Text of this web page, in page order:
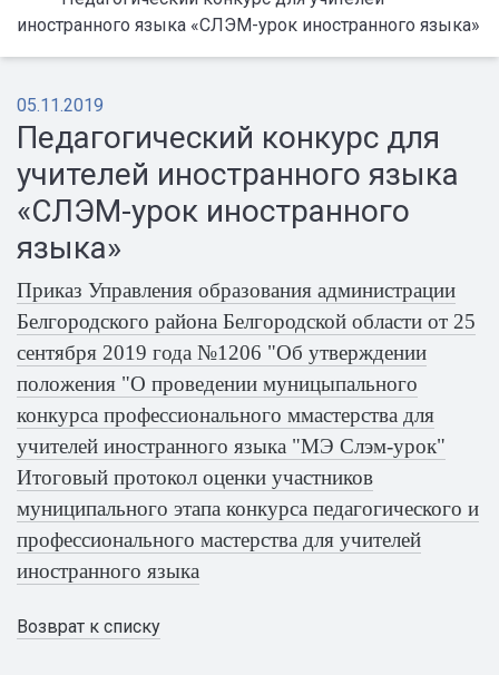
иностранного языка «СЛЭМ-урок иностранного языка»
05.11.2019
Педагогический конкурс для
учителей иностранного языка
«СЛЭМ-урок иностранного
языка»
Приказ Управления образования администрации
Белгородского района Белгородской области от 25
сентября 2019 года №1206 "Об утверждении
положения "О проведении муницыпального
конкурса профессионального ммастерства для
учителей иностранного языка "МЭ Слэм-урок"
Итоговый протокол оценки участников
муниципального этапа конкурса педагогического и
профессионального мастерства для учителей
иностранного языка
Возврат к списку